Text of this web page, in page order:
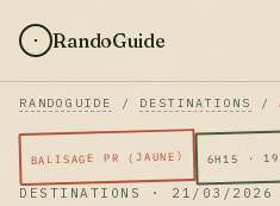
RandoGuide
RANDOGUIDE / DESTINATIONS /
BALISAGE PR (JAUNE) 6H15 ·
DESTINATIONS · 21/03/2026